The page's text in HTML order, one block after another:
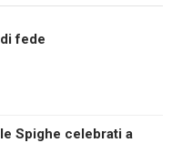
fede
Spighe celebrati a